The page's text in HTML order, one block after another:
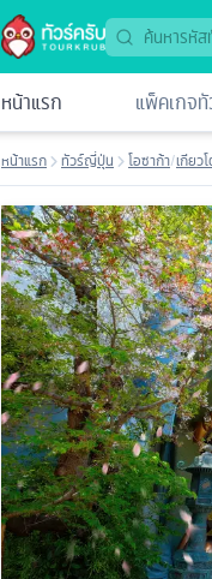
หน้าแรก แพ็คเกจ
หน้าแรก ทัวร์ญี่ปุ่น โอซาก้า/เกียว